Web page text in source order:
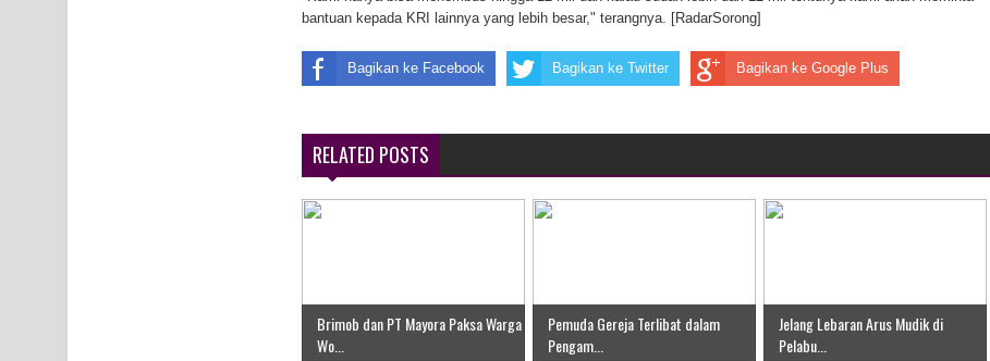
Pencarian Hari Keenam Korban Hanyut di Air Terjun Memti Belum Hasil, Polisi Periksa Saksi dan Kerahkan
bantuan kepada KRI lainnya yang lebih besar," terangnya. [RadarSorong]
Bagikan ke Facebook Bagikan ke Twitter Bagikan ke Google Plus
RELATED POSTS
Brimob dan PT Mayora Paksa Warga
Wo...
Pemuda Gereja Terlibat dalam
Pengam...
Jelang Lebaran Arus Mudik di
Pelabu...